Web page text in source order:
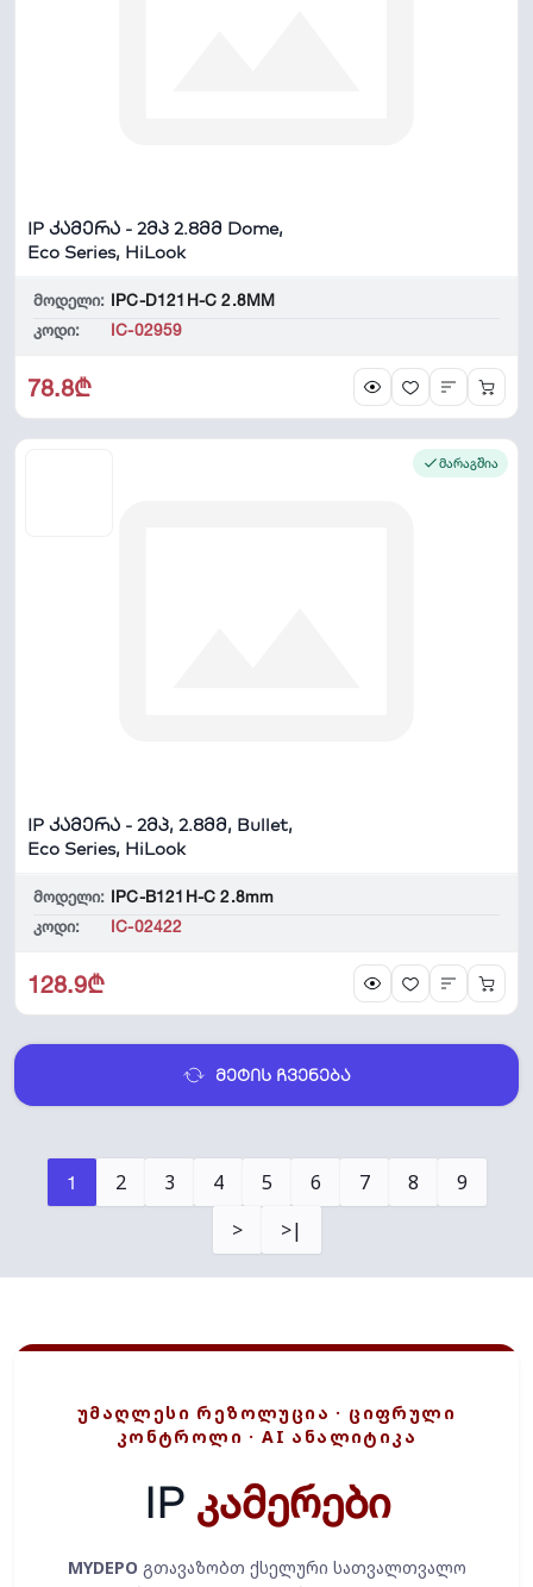
IP კამერა - 2მპ 2.8მმ Dome,
Eco Series, HiLook
მოდელი: IPC-D121H-C 2.8MM
კოდი:
IC-02959
78.8₾
მარაგშია
IP კამერა - 2მპ, 2.8მმ, Bullet,
Eco Series, HiLook
მოდელი: IPC-B121H-C 2.8mm
კოდი:
IC-02422
128.9₾
მეტის ჩვენება
1 2 3 4 5 6 7 8
9
>
>|
ᲣᲛᲐᲦᲚᲔᲡᲘ ᲠᲔᲖᲝᲚᲣᲪᲘᲐ · ᲪᲘᲤᲠᲣᲚᲘ
ᲙᲝᲜᲢᲠᲝᲚᲘ · AI ᲐᲜᲐᲚᲘᲢᲘᲙᲐ
IP კამერები
MYDEPO გთავაზობთ ქსელური სათვალთვალო